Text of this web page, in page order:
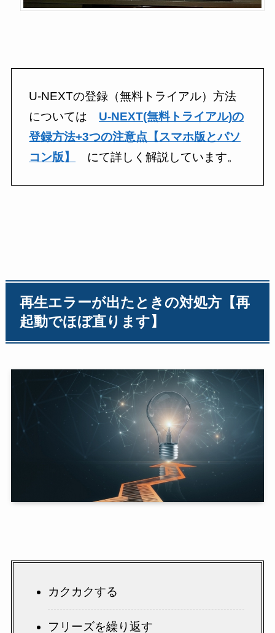
U-NEXTの登録（無料トライアル）方法
については U-NEXT(無料トライアル)の
登録方法+3つの注意点【スマホ版とパソ
コン版】
にて詳しく解説しています。
再生エラーが出たときの対処方【再
起動でほぼ直ります】
カクカクする
フリーズを繰り返す